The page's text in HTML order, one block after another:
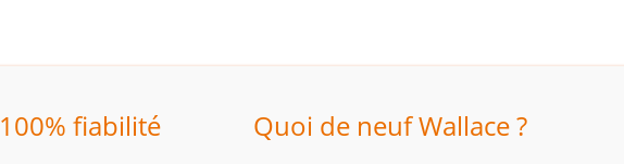
100% fiabilité Quoi de neuf Wallace ?